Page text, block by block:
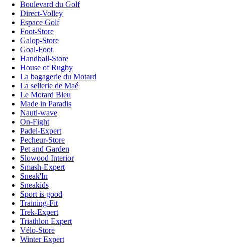
Boulevard du Golf
Direct-Volley
Espace Golf
Foot-Store
Galop-Store
Goal-Foot
Handball-Store
House of Rugby
La bagagerie du Motard
La sellerie de Maé
Le Motard Bleu
Made in Paradis
Nauti-wave
On-Fight
Padel-Expert
Pecheur-Store
Pet and Garden
Slowood Interior
Smash-Expert
Sneak'In
Sneakids
Sport is good
Training-Fit
Trek-Expert
Triathlon Expert
Vélo-Store
Winter Expert